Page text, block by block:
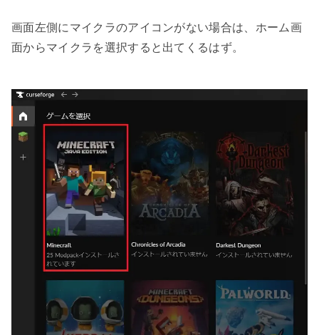
画面左側にマイクラのアイコンがない場合は、ホーム画
面からマイクラを選択すると出てくるはず。